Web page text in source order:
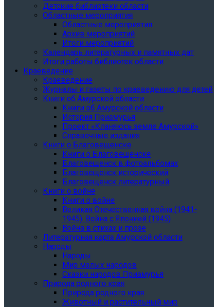
Детские библиотеки области
Областные мероприятия
Областные мероприятия
Архив мероприятий
Итоги мероприятий
Календарь литературных и памятных дат
Итоги работы библиотек области
Краеведение
Краеведение
Журналы и газеты по краеведению для детей
Книги об Амурской области
Книги об Амурской области
История Приамурья
Проект «Кланяюсь земле Амурской»
Справочные издания
Книги о Благовещенске
Книги о Благовещенске
Благовещенск в фотоальбомах
Благовещенск исторический
Благовещенск литературный
Книги о войне
Книги о войне
Великая Отечественная война (1941-
1945). Война с Японией (1945)
Война в стихах и прозе
Литературная карта Амурской области
Народы
Народы
Мир малых народов
Сказки народов Приамурья
Природа родного края
Природа родного края
Животный и растительный мир